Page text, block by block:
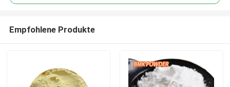
Empfohlene Produkte